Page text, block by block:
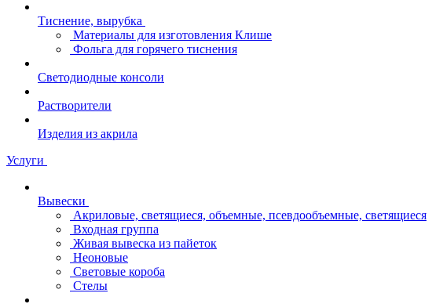
Тиснение, вырубка
Материалы для изготовления Клише
Фольга для горячего тиснения
Светодиодные консоли
Растворители
Изделия из акрила
Услуги
Вывески
Акриловые, светящиеся, объемные, псевдообъемные, светящиеся
Входная группа
Живая вывеска из пайеток
Неоновые
Световые короба
Стелы